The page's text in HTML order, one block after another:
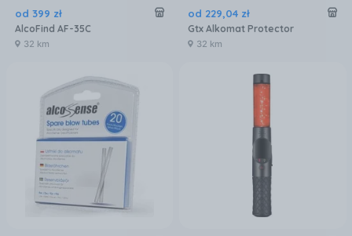
od 399 zł
AlcoFind AF-35C
32 km
od 229,04 zł
Gtx Alkomat Protector
32 km